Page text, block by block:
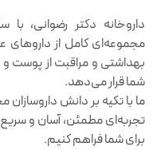
داروخانه دکتر رضوانی، با
مجموعه‌ای کامل از
بهداشتی و مراقبت از پوست و
شما قرار می‌دهد.
ما با تکیه بر دانش
تجربه‌ای مطمئن، آسان و
برای شما فراهم کنیم.